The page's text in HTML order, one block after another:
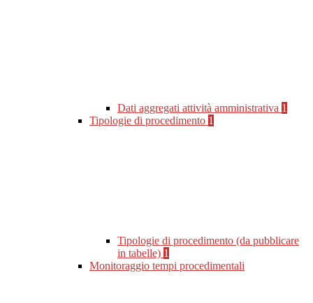
Dati aggregati attività amministrativa 1
Tipologie di procedimento 1
Tipologie di procedimento (da pubblicare
in tabelle) 1
Monitoraggio tempi procedimentali